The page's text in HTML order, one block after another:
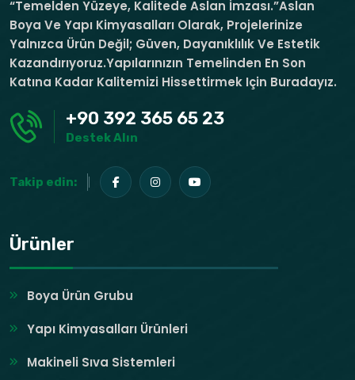
“Temelden Yüzeye, Kalitede Aslan İmzası.”Aslan
Boya Ve Yapı Kimyasalları Olarak, Projelerinize
Yalnızca Ürün Değil; Güven, Dayanıklılık Ve Estetik
Kazandırıyoruz.Yapılarınızın Temelinden En Son
Katına Kadar Kalitemizi Hissettirmek Için Buradayız.
+90 392 365 65 23
Destek Alın
Takip edin:
Ürünler
Boya Ürün Grubu
Yapı Kimyasalları Ürünleri
Makineli Sıva Sistemleri